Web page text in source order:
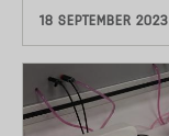
18 SEPTEMBER 2023